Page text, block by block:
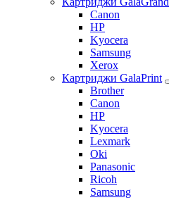
Canon
HP
Kyocera
Samsung
Xerox
Картриджи GalaPrint
Brother
Canon
HP
Kyocera
Lexmark
Oki
Panasonic
Ricoh
Samsung